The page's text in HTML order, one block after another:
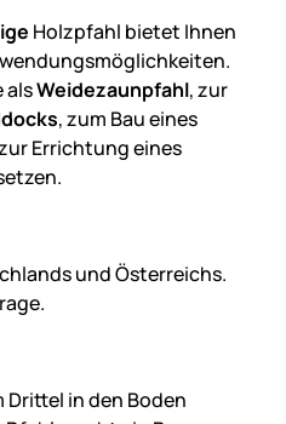
Holzpfahl bietet Ihnen
alsWeidezaunpfahl, zur
, zum Bau eines
Errichtung eines
und Österreichs.
Drittel in den Boden